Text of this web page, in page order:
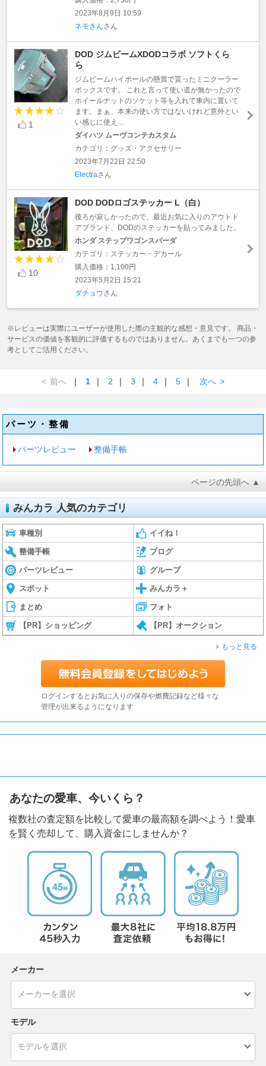
2023年8月9日 10:59
ネモきんさん
1
DOD ジムビームXDODコラボ ソフトくら
ら
ジムビームハイボールの懸賞で貰ったミニクーラー
ボックスです。 これと言って使い道が無かったので
ホイールナットのソケット等を入れて車内に置いて
ます。まぁ、本来の使い方ではないけれど意外とい
い感じに使え ...
ダイハツ ムーヴコンテカスタム
カテゴリ：グッズ・アクセサリー
2023年7月22日 22:50
Electraさん
10
DOD DODロゴステッカー L（白）
後ろが寂しかったので、最近お気に入りのアウトド
アブランド、DODのステッカーを貼ってみました。
ホンダ ステップワゴンスパーダ
カテゴリ：ステッカー・デカール
購入価格：1,100円
2023年5月2日 15:21
ダチョウさん
※レビューは実際にユーザーが使用した際の主観的な感想・意見です。 商品・
サービスの価値を客観的に評価するものではありません。あくまでも一つの参
考としてご活用ください。
< 前へ ｜ 1 ｜ 2 ｜ 3 ｜ 4 ｜ 5 ｜ 次へ >
パーツ・整備
パーツレビュー 整備手帳
ページの先頭へ ▲
みんカラ 人気のカテゴリ
車種別 イイね！
整備手帳 ブログ
パーツレビュー グループ
スポット みんカラ＋
まとめ フォト
【PR】ショッピング 【PR】オークション
もっと見る
ログインするとお気に入りの保存や燃費記録など様々な
管理が出来るようになります
あなたの愛車、今いくら？
複数社の査定額を比較して愛車の最高額を調べよう！愛車
を賢く売却して、購入資金にしませんか？
メーカー
モデル